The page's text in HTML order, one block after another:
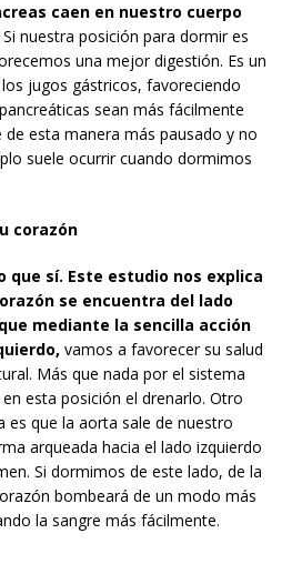
caen en nuestro cuerpo
Si nuestra posición para dormir es
una mejor digestión. Es un
jugos gástricos, favoreciendo
sean más fácilmente
esta manera más pausado y no
suele ocurrir cuando dormimos
corazón
que sí. Este estudio nos explica
se encuentra del lado
mediante la sencilla acción
vamos a favorecer su salud
Más que nada por el sistema
esta posición el drenarlo. Otro
es que la aorta sale de nuestro
arqueada hacia el lado izquierdo
Si dormimos de este lado, de la
bombeará de un modo más
la sangre más fácilmente.